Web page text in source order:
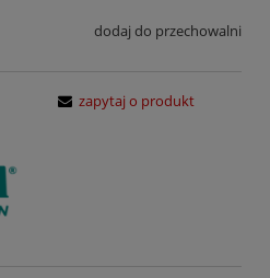
dodaj do przechowalni
zapytaj o produkt